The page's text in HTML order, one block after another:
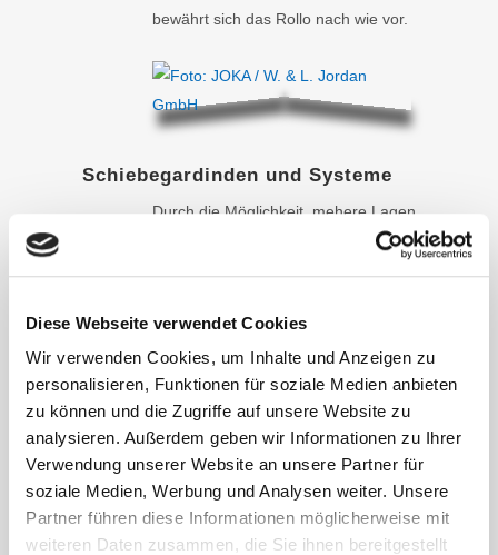
Diese Webseite verwendet Cookies
Wir verwenden Cookies, um Inhalte und Anzeigen zu
personalisieren, Funktionen für soziale Medien anbieten
zu können und die Zugriffe auf unsere Website zu
analysieren. Außerdem geben wir Informationen zu Ihrer
Verwendung unserer Website an unsere Partner für
soziale Medien, Werbung und Analysen weiter. Unsere
Partner führen diese Informationen möglicherweise mit
weiteren Daten zusammen, die Sie ihnen bereitgestellt
bewährt sich das Rollo nach wie vor.
Schiebegardinden und Systeme
Durch die Möglichkeit, mehere Lagen
in einem geschlossenen System
Distanzen vollflächig behängen.
Genau so einfach ist es aber dank
der Schienen, diese Flächen wieder
zu öffnen, ohne die gesamte Gardine
schieben zu müssen.
Auch im Bereich Design gibt es hier
kaum Grenzen – lassen Sie Ihrer